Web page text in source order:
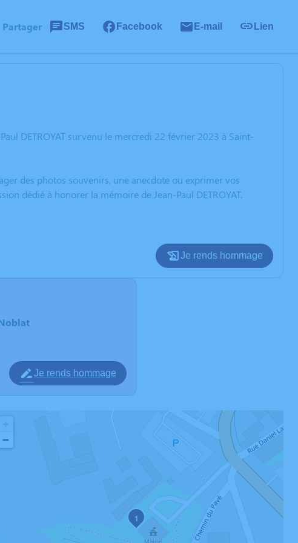
Partager SMS Facebook E-mail Lien
DETROYAT survenu le mercredi 22 février 2023 à Saint-
des photos souvenirs, une anecdote ou exprimer vos
dédié à honorer la mémoire de Jean-Paul DETROYAT.
Je rends hommage
Je rends hommage
1
−